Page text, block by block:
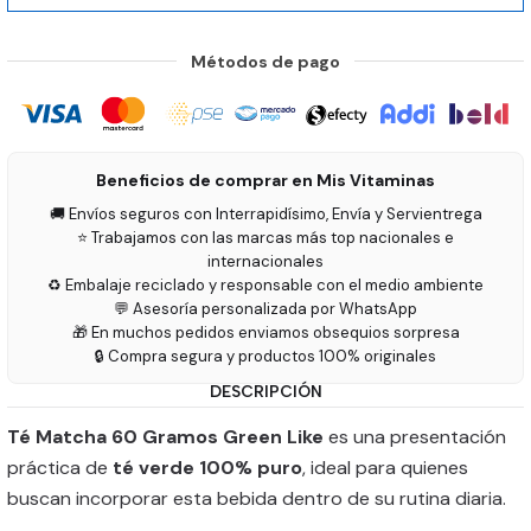
Métodos de pago
Beneficios de comprar en Mis Vitaminas
🚚 Envíos seguros con Interrapidísimo, Envía y Servientrega
⭐ Trabajamos con las marcas más top nacionales e
internacionales
♻️ Embalaje reciclado y responsable con el medio ambiente
💬 Asesoría personalizada por WhatsApp
🎁 En muchos pedidos enviamos obsequios sorpresa
🔒 Compra segura y productos 100% originales
DESCRIPCIÓN
Té Matcha 60 Gramos Green Like es una presentación
práctica de té verde 100% puro, ideal para quienes
buscan incorporar esta bebida dentro de su rutina diaria.